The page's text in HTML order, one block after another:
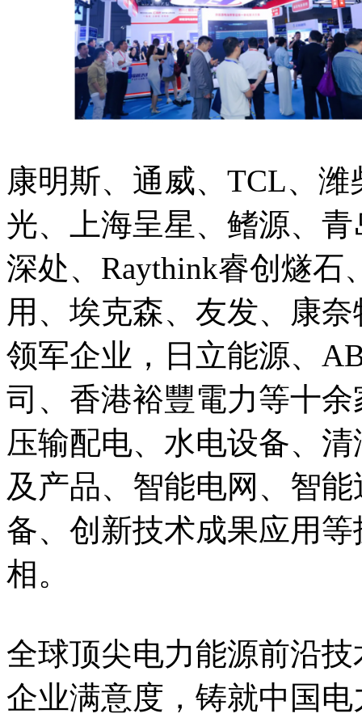
康明斯、通威、TCL、
光、上海呈星、鳍源、
深处、Raythink睿创燧石
用、埃克森、友发、康
领军企业，日立能源、
司、香港裕豐電力等十
压输配电、水电设备、
及产品、智能电网、智
备、创新技术成果应用
相。
全球顶尖电力能源前沿
企业满意度，铸就中国